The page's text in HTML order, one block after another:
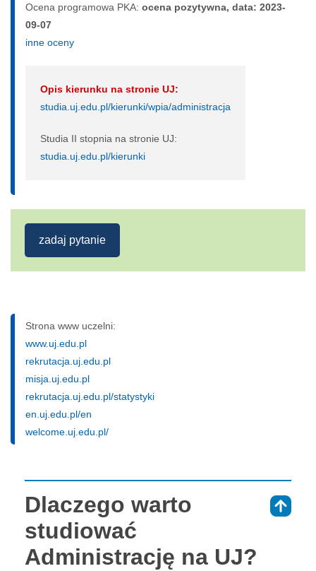
Ocena programowa PKA: ocena pozytywna, data: 2023-
09-07
inne oceny
Opis kierunku na stronie UJ:
studia.uj.edu.pl/kierunki/wpia/administracja
Studia II stopnia na stronie UJ:
studia.uj.edu.pl/kierunki
zadaj pytanie
Strona www uczelni:
www.uj.edu.pl
rekrutacja.uj.edu.pl
misja.uj.edu.pl
rekrutacja.uj.edu.pl/statystyki
en.uj.edu.pl/en
welcome.uj.edu.pl/
Dlaczego warto
studiować
Administrację na UJ?